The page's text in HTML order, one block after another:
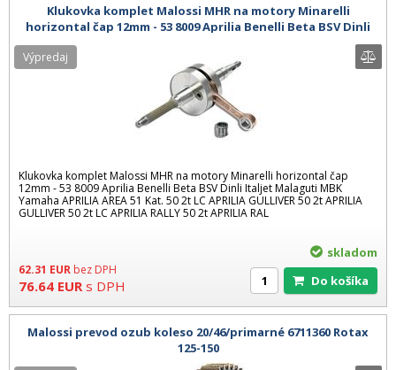
Klukovka komplet Malossi MHR na motory Minarelli
horizontal čap 12mm - 53 8009 Aprilia Benelli Beta BSV Dinli
Klukovka komplet Malossi MHR na motory Minarelli horizontal čap
12mm - 53 8009 Aprilia Benelli Beta BSV Dinli Italjet Malaguti MBK
Yamaha APRILIA AREA 51 Kat. 50 2t LC APRILIA GULLIVER 50 2t APRILIA
GULLIVER 50 2t LC APRILIA RALLY 50 2t APRILIA RAL
62.31 EUR bez DPH
76.64 EUR s DPH
Výpredaj
skladom
Do košíka
Malossi prevod ozub koleso 20/46/primarné 6711360 Rotax
125-150